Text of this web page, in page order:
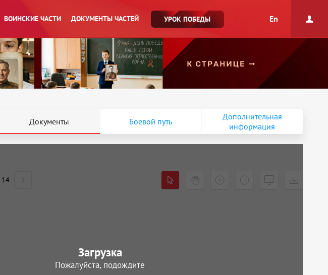
ВОИНСКИЕ ЧАСТИ ДОКУМЕНТЫ ЧАСТЕЙ УРОК ПОБЕДЫ En
Документы Боевой путь
Дополнительная
информация
14
Загрузка
Пожалуйста, подождите